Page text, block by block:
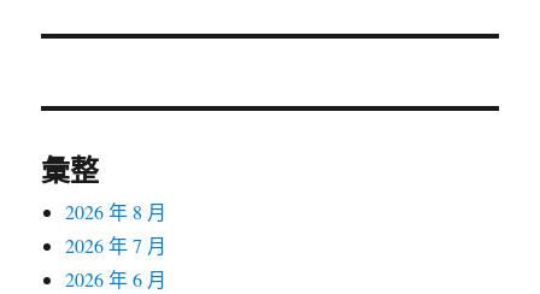
文
彙整
2026 年 8 月
2026 年 7 月
2026 年 6 月